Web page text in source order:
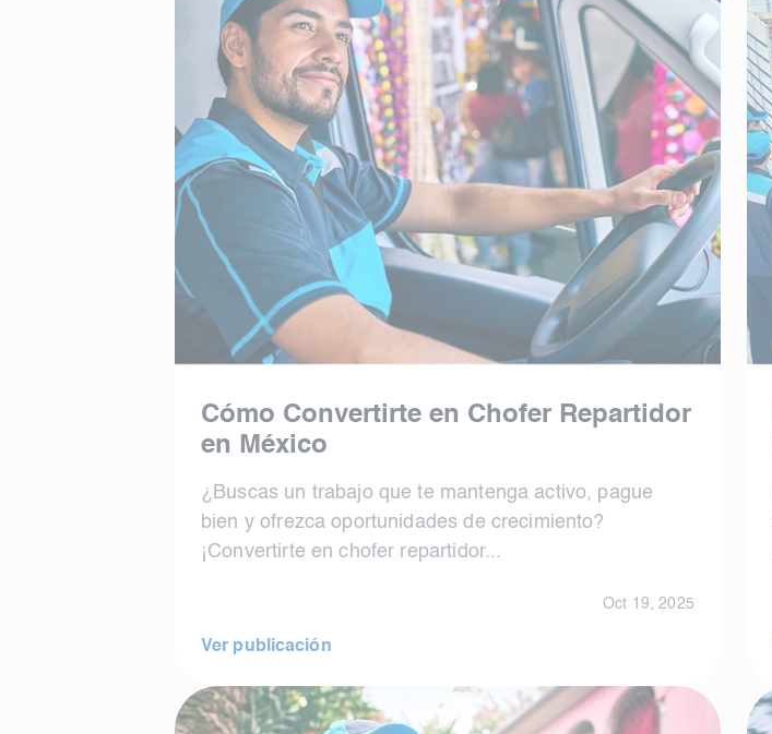
Cómo Convertirte en Chofer Repartidor
en México
¿Buscas un trabajo que te mantenga activo, pague
bien y ofrezca oportunidades de crecimiento?
¡Convertirte en chofer repartidor...
Oct 19, 2025
Ver publicación